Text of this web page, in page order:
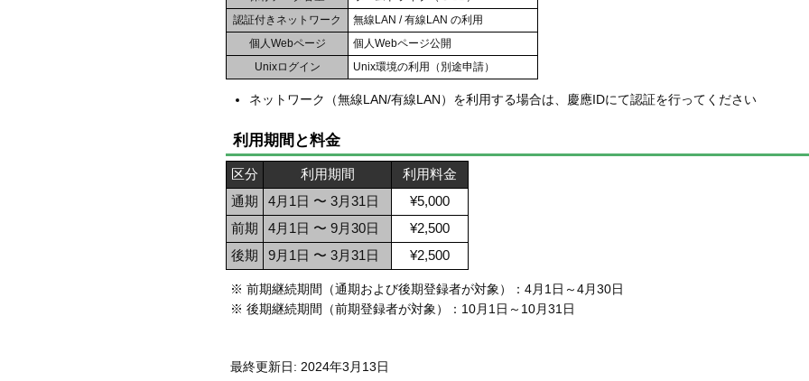
認証付きネットワーク
無線LAN / 有線LAN の利用
個人Webページ
個人Webページ公開
Unixログイン
Unix環境の利用（別途申請）
ネットワーク（無線LAN/有線LAN）を利用する場合は、慶應IDにて認証を行ってください
利用期間と料金
区分 利用期間
利用料金
通期
4月1日 〜 3月31日
¥5,000
前期
4月1日 〜 9月30日
¥2,500
後期
9月1日 〜 3月31日 ¥2,500
※ 前期継続期間（通期および後期登録者が対象）：4月1日～4月30日
※ 後期継続期間（前期登録者が対象）：10月1日～10月31日
最終更新日: 2024年3月13日